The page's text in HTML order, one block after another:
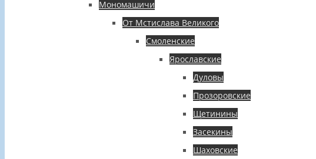
Мономашичи
От Мстислава Великого
Смоленские
Ярославские
Дуловы
Прозоровские
Щетинины
Засекины
Шаховские